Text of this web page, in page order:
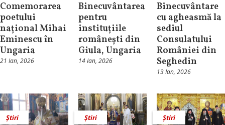
Comemorarea
poetului
național Mihai
Eminescu în
Ungaria
21 Ian, 2026
Binecuvântarea
pentru
instituțiile
românești din
Giula, Ungaria
14 Ian, 2026
Binecuvântare
cu agheasmă la
sediul
Consulatului
României din
Seghedin
13 Ian, 2026
Știri Știri Știri